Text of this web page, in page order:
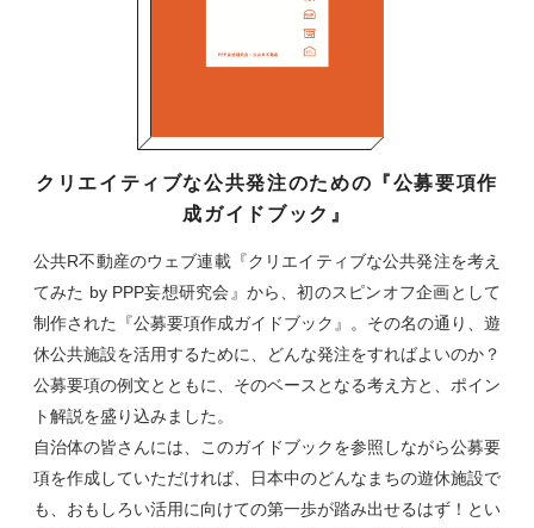
クリエイティブな公共発注のための『公募要項作
成ガイドブック』
公共R不動産のウェブ連載『クリエイティブな公共発注を考え
てみた by PPP妄想研究会』から、初のスピンオフ企画として
制作された『公募要項作成ガイドブック』。その名の通り、遊
休公共施設を活用するために、どんな発注をすればよいのか？
公募要項の例文とともに、そのベースとなる考え方と、ポイン
ト解説を盛り込みました。
自治体の皆さんには、このガイドブックを参照しながら公募要
項を作成していただければ、日本中のどんなまちの遊休施設で
も、おもしろい活用に向けての第一歩が踏み出せるはず！とい